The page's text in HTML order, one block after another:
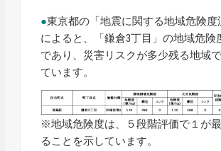
●東京都の「地震に関する地域危険度
によると、「鎌倉3丁目」の地域危険
であり、災害リスクが多少残る地域
ています。
※地域危険度は、５段階評価で１が
ることを示しています。